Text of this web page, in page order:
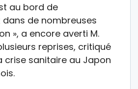
au bord de
dans de nombreuses
», a encore averti M.
reprises, critiqué
crise sanitaire au Japon